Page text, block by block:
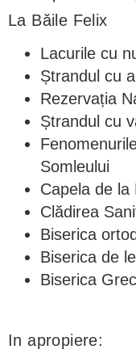
La Băile Felix
Lacurile cu
Ștrandul cu
Rezervația
Ștrandul cu
Somleului
Capela de la
Clădirea
Biserica
Biserica de
Biserica
In apropiere: